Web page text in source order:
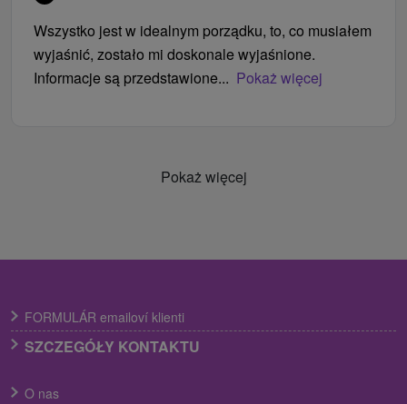
Wszystko jest w idealnym porządku, to, co musiałem
wyjaśnić, zostało mi doskonale wyjaśnione.
Informacje są przedstawione... Pokaż więcej
Pokaż więcej
FORMULÁR emailoví klienti
SZCZEGÓŁY KONTAKTU
O nas